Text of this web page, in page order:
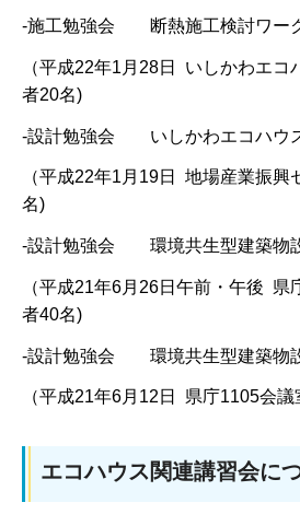
-施工勉強会 断熱施工検討ワー
（平成22年1月28日 いしかわエコ
者20名)
-設計勉強会 いしかわエコハウ
（平成22年1月19日 地場産業振興
名)
-設計勉強会 環境共生型建築物
（平成21年6月26日午前・午後 県
者40名)
-設計勉強会 環境共生型建築物
（平成21年6月12日 県庁1105会
エコハウス関連講習会に